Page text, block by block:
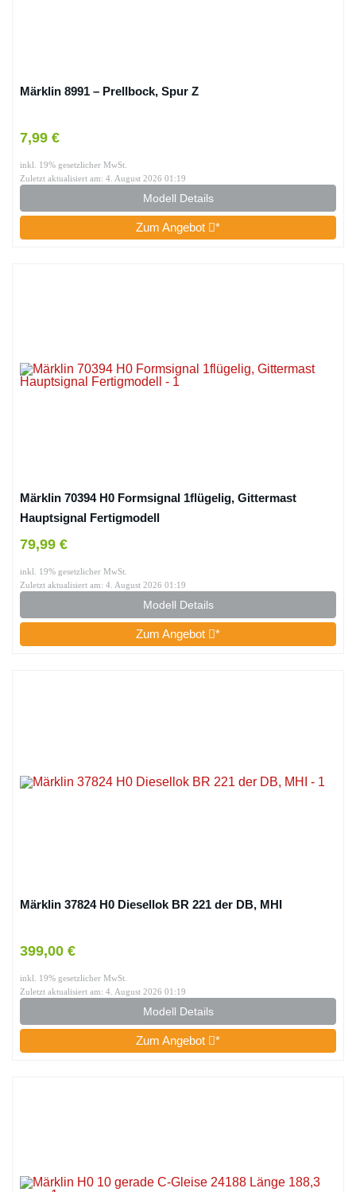
Märklin 8991 – Prellbock, Spur Z
7,99 €
inkl. 19% gesetzlicher MwSt.
Zuletzt aktualisiert am: 4. August 2026 01:19
Modell Details
Zum Angebot *
Märklin 70394 H0 Formsignal 1flügelig, Gittermast
Hauptsignal Fertigmodell
79,99 €
inkl. 19% gesetzlicher MwSt.
Zuletzt aktualisiert am: 4. August 2026 01:19
Modell Details
Zum Angebot *
Märklin 37824 H0 Diesellok BR 221 der DB, MHI
399,00 €
inkl. 19% gesetzlicher MwSt.
Zuletzt aktualisiert am: 4. August 2026 01:19
Modell Details
Zum Angebot *